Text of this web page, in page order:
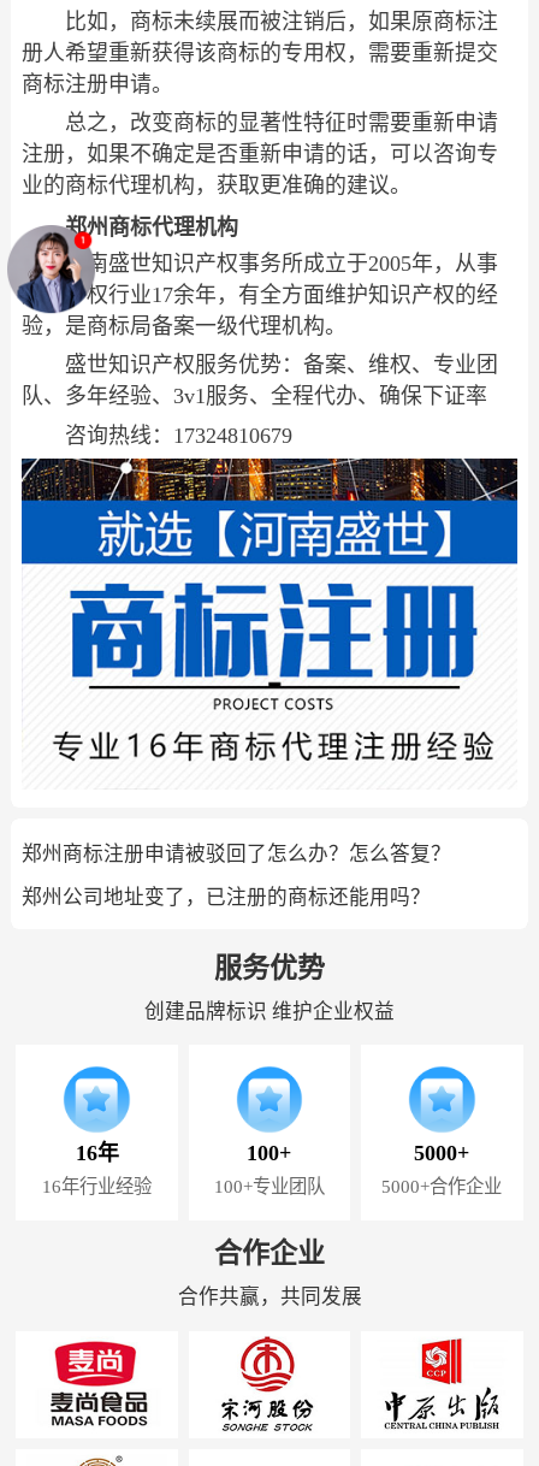
比如，商标未续展而被注销后，如果原商标注
册人希望重新获得该商标的专用权，需要重新提交
商标注册申请。
总之，改变商标的显著性特征时需要重新申请
注册，如果不确定是否重新申请的话，可以咨询专
业的商标代理机构，获取更准确的建议。
郑州商标代理机构
河南盛世知识产权事务所成立于2005年，从事
知识产权行业17余年，有全方面维护知识产权的经
验，是商标局备案一级代理机构。
盛世知识产权服务优势：备案、维权、专业团
队、多年经验、3v1服务、全程代办、确保下证率
咨询热线：17324810679
郑州商标注册申请被驳回了怎么办？怎么答复？
郑州公司地址变了，已注册的商标还能用吗？
服务优势
创建品牌标识 维护企业权益
16年
16年行业经验
100+
100+专业团队
5000+
5000+合作企业
合作企业
合作共赢，共同发展